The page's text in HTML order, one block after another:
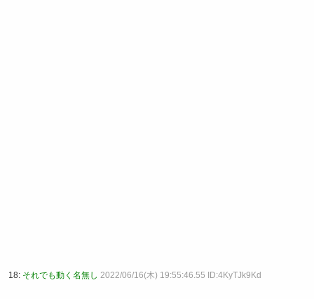
18: それでも動く名無し 2022/06/16(木) 19:55:46.55 ID:4KyTJk9Kd